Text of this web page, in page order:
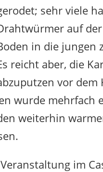
sehr viele
auf
in die jungen
reicht aber, die
vor dem
wurde mehrfach
weiterhin
im